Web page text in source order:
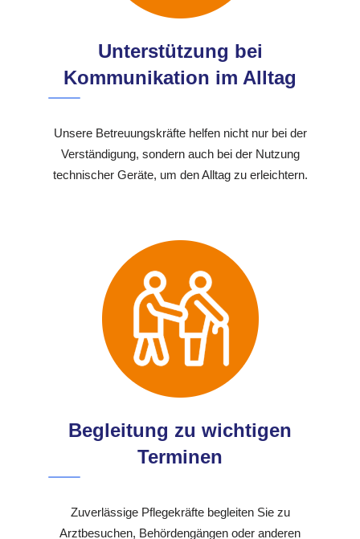
Unterstützung bei
Kommunikation im Alltag
Unsere Betreuungskräfte helfen nicht nur bei der
Verständigung, sondern auch bei der Nutzung
technischer Geräte, um den Alltag zu erleichtern.
Begleitung zu wichtigen
Terminen
Zuverlässige Pflegekräfte begleiten Sie zu
Arztbesuchen, Behördengängen oder anderen